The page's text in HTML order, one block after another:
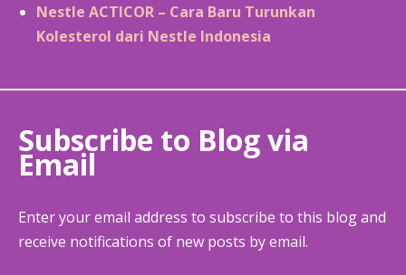
Nestle ACTICOR – Cara Baru Turunkan
Kolesterol dari Nestle Indonesia
Subscribe to Blog via
Email
Enter your email address to subscribe to this blog and
receive notifications of new posts by email.